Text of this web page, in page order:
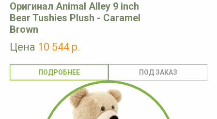
Оригинал Animal Alley 9 inch
Bear Tushies Plush - Caramel
Brown
Цена 10 544 р.
ПОДРОБНЕЕ